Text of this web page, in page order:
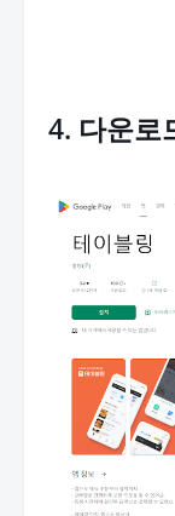
4. 다운로